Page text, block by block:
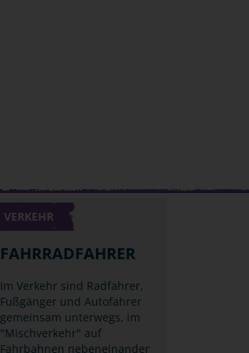
VERKEHR
FAHRRADFAHRER
Im Verkehr sind Radfahrer,
Fußgänger und Autofahrer
gemeinsam unterwegs, im
"Mischverkehr" auf
Fahrbahnen nebeneinander